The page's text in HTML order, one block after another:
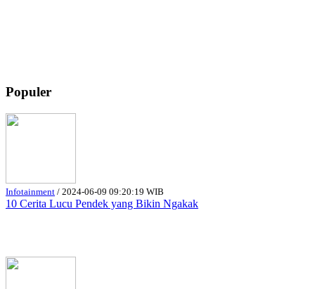
Populer
Infotainment / 2024-06-09 09:20:19 WIB
10 Cerita Lucu Pendek yang Bikin Ngakak